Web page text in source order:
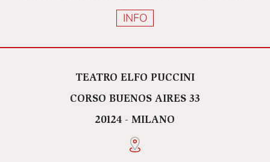
INFO
TEATRO ELFO PUCCINI
CORSO BUENOS AIRES 33
20124 - MILANO